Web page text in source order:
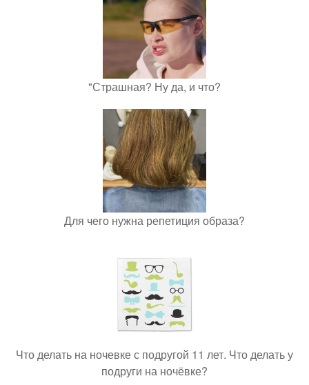
"Страшная? Ну да, и что?
Для чего нужна репетиция образа?
Что делать на ночевке с подругой 11 лет. Что делать у
подруги на ночёвке?